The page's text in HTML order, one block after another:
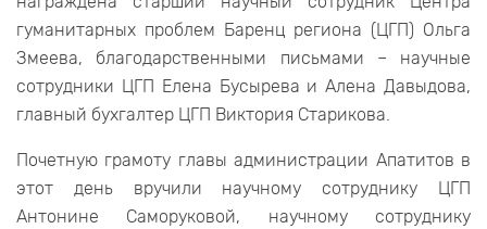
гуманитарных проблем Баренц региона (ЦГП) Ольга
Змеева, благодарственными письмами – научные
сотрудники ЦГП Елена Бусырева и Алена Давыдова,
главный бухгалтер ЦГП Виктория Старикова.
Почетную грамоту главы администрации Апатитов в
этот день вручили научному сотруднику ЦГП
Антонине Саморуковой, научному сотруднику